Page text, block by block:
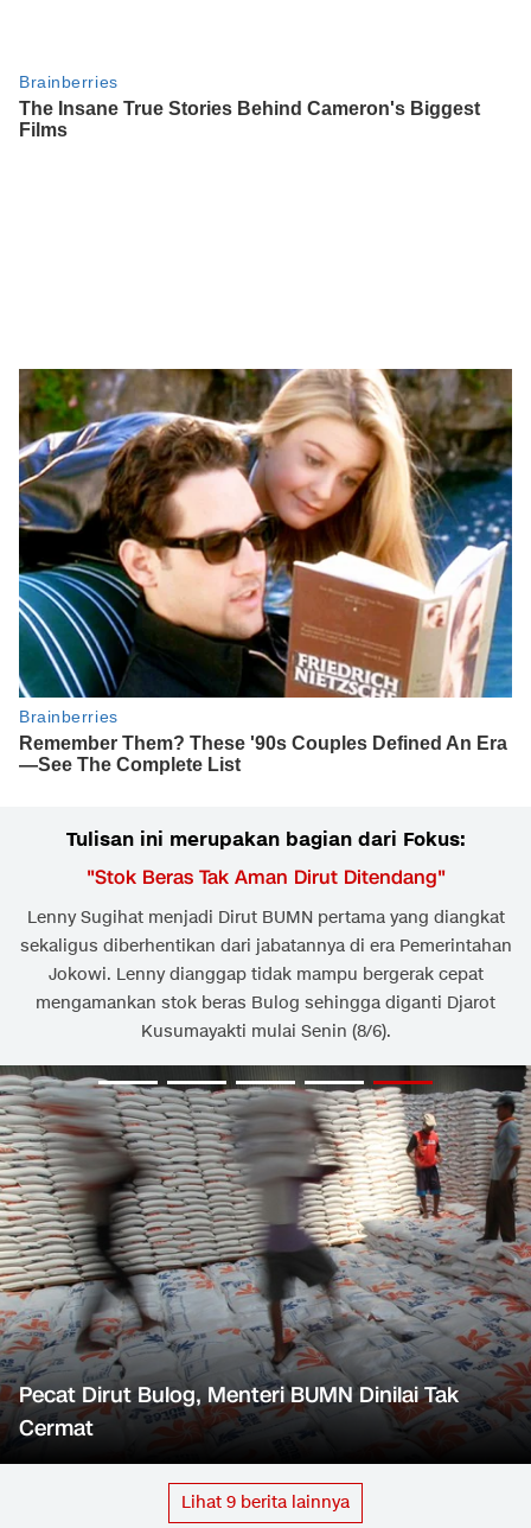
Tulisan ini merupakan bagian dari Fokus:
"Stok Beras Tak Aman Dirut Ditendang"
Lenny Sugihat menjadi Dirut BUMN pertama yang diangkat
sekaligus diberhentikan dari jabatannya di era Pemerintahan
Jokowi. Lenny dianggap tidak mampu bergerak cepat
mengamankan stok beras Bulog sehingga diganti Djarot
Kusumayakti mulai Senin (8/6).
Pecat Dirut Bulog, Menteri BUMN Dinilai Tak
Cermat
Lihat 9 berita lainnya